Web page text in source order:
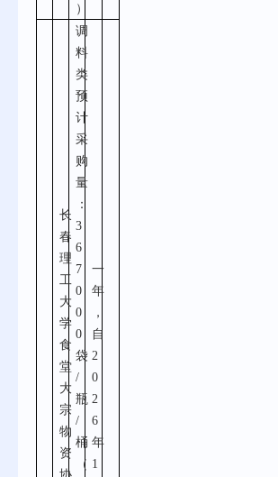
）
长
春
理
工
大
学
食
堂
大
宗
物
资
调
料
类
预
计
采
购
量
：
3
6
7
0
0
0
袋
/
瓶
/
桶
（
一
年
，
自
2
0
2
6
年
1